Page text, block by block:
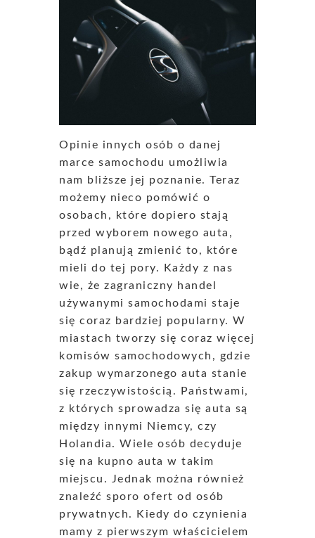
Opinie innych osób o danej
marce samochodu umożliwia
nam bliższe jej poznanie. Teraz
możemy nieco pomówić o
osobach, które dopiero stają
przed wyborem nowego auta,
bądź planują zmienić to, które
mieli do tej pory. Każdy z nas
wie, że zagraniczny handel
używanymi samochodami staje
się coraz bardziej popularny. W
miastach tworzy się coraz więcej
komisów samochodowych, gdzie
zakup wymarzonego auta stanie
się rzeczywistością. Państwami,
z których sprowadza się auta są
między innymi Niemcy, czy
Holandia. Wiele osób decyduje
się na kupno auta w takim
miejscu. Jednak można również
znaleźć sporo ofert od osób
prywatnych. Kiedy do czynienia
mamy z pierwszym właścicielem